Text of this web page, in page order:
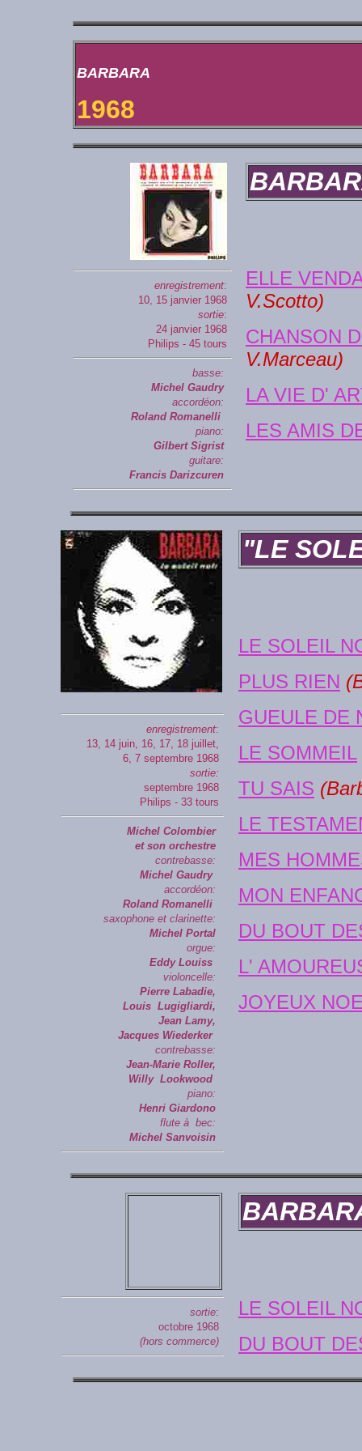
BARBARA
1968
enregistrement:
10, 15 janvier 1968
sortie:
24 janvier 1968
Philips - 45 tours
basse:
Michel Gaudry
accordéon:
Roland Romanelli
piano:
Gilbert Sigrist
guitare:
Francis Darizcuren
ELLE
V.Scotto)
CHANSON
V.Marceau)
LA VIE D'
LES AMIS
enregistrement:
13, 14 juin, 16, 17, 18 juillet,
6, 7 septembre 1968
sortie:
septembre 1968
Philips - 33 tours
Michel Colombier
et son orchestre
contrebasse:
Michel Gaudry
accordéon:
Roland Romanelli
saxophone et clarinette:
Michel Portal
orgue:
Eddy Louiss
violoncelle:
Pierre Labadie,
Louis Lugigliardi,
Jean Lamy,
Jacques Wiederker
contrebasse:
Jean-Marie Roller,
Willy Lookwood
piano:
Henri Giardono
flute à bec:
Michel Sanvoisin
"LE
LE SOLEIL
PLUS RIEN
GUEULE DE
LE SOMMEIL
TU SAIS
LE
MES
MON
DU BOUT
L'
JOYEUX
sortie:
octobre 1968
(hors commerce)
LE SOLEIL
DU BOUT